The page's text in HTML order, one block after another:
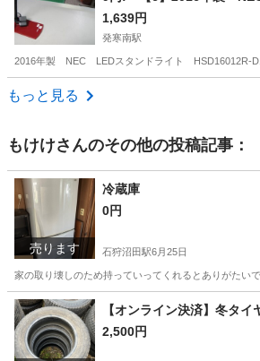
ト HSD16012R-D12 デ
1,639円
発寒南駅
2016年製 NEC LEDスタンドライト HSD16012R-
北海道 札幌市
もっと見る
もけけさんのその他の投稿記事：
売ります
冷蔵庫
0円
石狩沼田駅6月25日
家の取り壊しのため持っていってくれるとありがたい
北海道 増毛郡 石狩沼田駅 キッチン家電
【オンライン決済】冬タ
2,500円